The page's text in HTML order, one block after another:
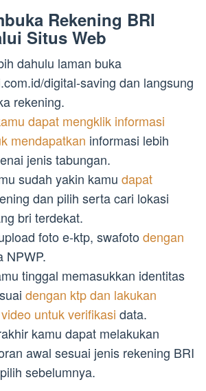
Rekening BRI
Situs Web
dahulu laman buka
digital-saving dan langsung
rekening.
dapat mengklik informasi
mendapatkan informasi lebih
jenis tabungan.
sudah yakin kamu dapat
dan pilih serta cari lokasi
bri terdekat.
foto e-ktp, swafotodengan
NPWP.
tinggal memasukkan identitas
dengan ktp dan lakukan
untuk verifikasi data.
kamu dapat melakukan
awal sesuai jenis rekening BRI
sebelumnya.